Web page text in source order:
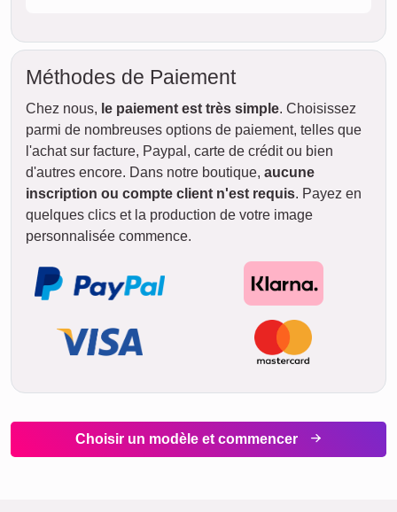
Méthodes de Paiement
Chez nous, le paiement est très simple. Choisissez
parmi de nombreuses options de paiement, telles que
l'achat sur facture, Paypal, carte de crédit ou bien
d'autres encore. Dans notre boutique, aucune
inscription ou compte client n'est requis. Payez en
quelques clics et la production de votre image
personnalisée commence.
Choisir un modèle et commencer